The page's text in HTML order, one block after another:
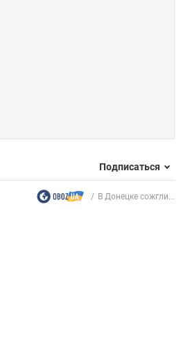
Подписаться
В Донецке сожгли...